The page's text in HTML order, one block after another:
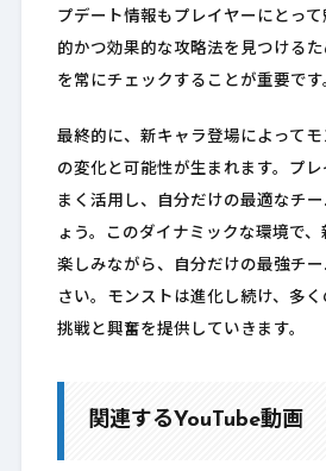
プデート情報もプレイヤーにとっ
的かつ効果的な攻略法を見つける
を常にチェックすることが重要です
最終的に、新キャラ登場によってモ
の変化と可能性が生まれます。プ
まく活用し、自分だけの最適なチ
ょう。このダイナミックな環境で
楽しみながら、自分だけの最強チ
さい。モンストは進化し続け、多
挑戦と興奮を提供していきます。
関連するYouTube動画